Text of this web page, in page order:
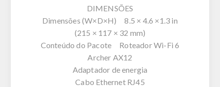
DIMENSÕES
Dimensões (W×D×H) 8.5 × 4.6 ×1.3 in
(215 × 117 × 32 mm)
Conteúdo do Pacote Roteador Wi-Fi 6
Archer AX12
Adaptador de energia
Cabo Ethernet RJ45